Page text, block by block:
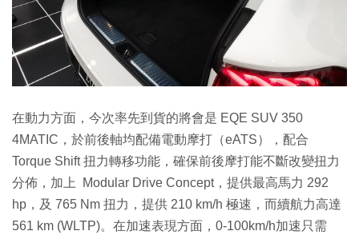
在動力方面，今次率先到貨的將會是 EQE SUV 350
4MATIC，於前後軸均配備電動摩打（eATS），配合
Torque Shift 扭力轉移功能，確保前後摩打能不斷改變扭力
分佈，加上 Modular Drive Concept，提供最高馬力 292
hp，及 765 Nm 扭力，提供 210 km/h 極速，而續航力高達
561 km (WLTP)。在加速表現方面，0-100km/h加速只需